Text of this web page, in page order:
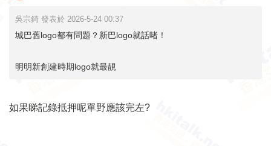
吳宗錡 發表於 2026-5-24 00:37
城巴舊logo都有問題？新巴logo就話啫！
明明新創建時期logo就最靚
如果睇記錄抵押呢單野應該完左?